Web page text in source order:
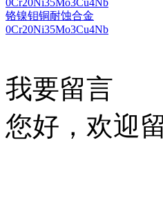
铬镍钼铜耐蚀合金
0Cr20Ni35Mo3Cu4Nb
我要留言
您好，欢迎